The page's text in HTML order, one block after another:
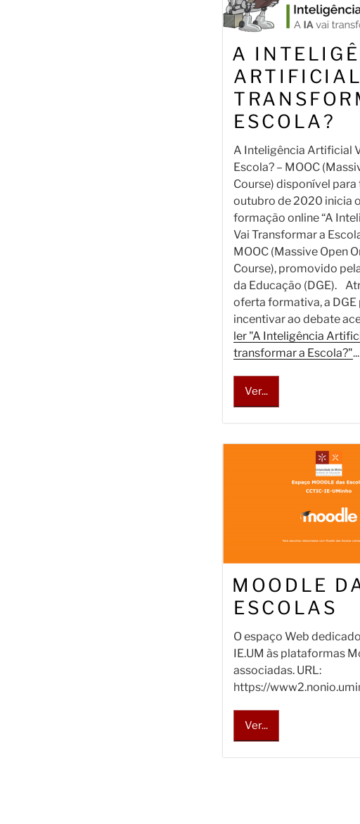
A
ESCOLA?
A Inteligência Artificial
Escola? – MOOC
Course) disponível
outubro de 2020 inicia
formação online “A
Vai Transformar a
MOOC (Massive Open
Course), promovido
da Educação (DGE).
oferta formativa, a DGE
incentivar ao debate
ler "A Inteligência
transformar a Escola?"...
Ver...
MOODLE
ESCOLAS
O espaço Web
IE.UM às plataformas
associadas. URL:
https://
Ver...